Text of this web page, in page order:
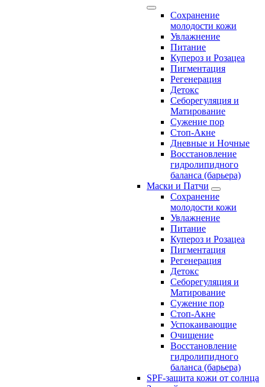
Сохранение
молодости кожи
Увлажнение
Питание
Купероз и Розацеа
Пигментация
Регенерация
Детокс
Себорегуляция и
Матирование
Сужение пор
Стоп-Акне
Дневные и Ночные
Восстановление
гидролипидного
баланса (барьера)
Маски и Патчи
Сохранение
молодости кожи
Увлажнение
Питание
Купероз и Розацеа
Пигментация
Регенерация
Детокс
Себорегуляция и
Матирование
Сужение пор
Стоп-Акне
Успокаивающие
Очищение
Восстановление
гидролипидного
баланса (барьера)
SPF-защита кожи от солнца